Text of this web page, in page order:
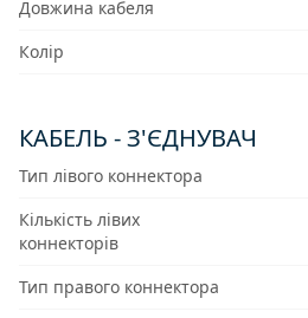
Довжина кабеля
Колір
КАБЕЛЬ - З'ЄДНУВАЧ
Тип лівого коннектора
Кількість лівих
коннекторів
Тип правого коннектора